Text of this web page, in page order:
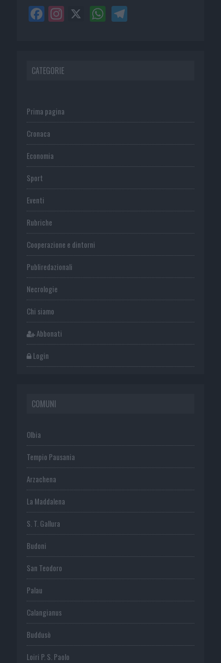
CATEGORIE
Prima pagina
Cronaca
Economia
Sport
Eventi
Rubriche
Cooperazione e dintorni
Publiredazionali
Necrologie
Chi siamo
Abbonati
Login
COMUNI
Olbia
Tempio Pausania
Arzachena
La Maddalena
S. T. Gallura
Budoni
San Teodoro
Palau
Calangianus
Buddusò
Loiri P. S. Paolo